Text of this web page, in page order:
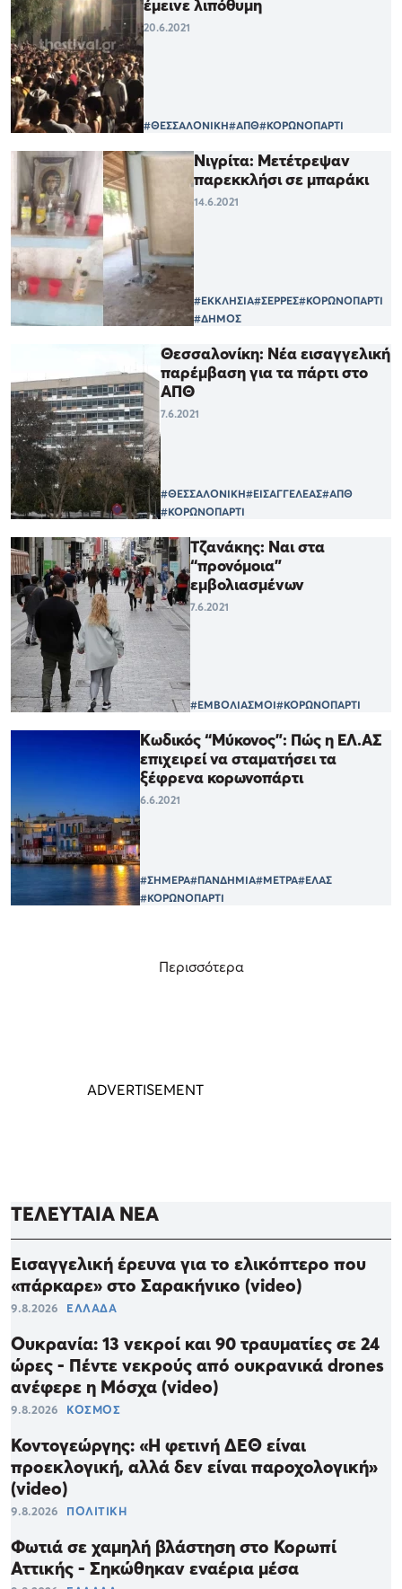
έμεινε λιπόθυμη
20.6.2021
#ΘΕΣΣΑΛΟΝΙΚΗ#ΑΠΘ#ΚΟΡΩΝΟΠΑΡΤΙ
Nιγρίτα: Μετέτρεψαν
παρεκκλήσι σε μπαράκι
14.6.2021
#ΕΚΚΛΗΣΙΑ#ΣΕΡΡΕΣ#ΚΟΡΩΝΟΠΑΡΤΙ
#ΔΗΜΟΣ
Θεσσαλονίκη: Νέα εισαγγελική
παρέμβαση για τα πάρτι στο
ΑΠΘ
7.6.2021
#ΘΕΣΣΑΛΟΝΙΚΗ#ΕΙΣΑΓΓΕΛΕΑΣ#ΑΠΘ
#ΚΟΡΩΝΟΠΑΡΤΙ
Τζανάκης: Ναι στα
“προνόμοια”
εμβολιασμένων
7.6.2021
#ΕΜΒΟΛΙΑΣΜΟΙ#ΚΟΡΩΝΟΠΑΡΤΙ
Κωδικός “Μύκονος”: Πώς η ΕΛ.ΑΣ
επιχειρεί να σταματήσει τα
ξέφρενα κορωνοπάρτι
6.6.2021
#ΣΗΜΕΡΑ#ΠΑΝΔΗΜΙΑ#ΜΕΤΡΑ#ΕΛΑΣ
#ΚΟΡΩΝΟΠΑΡΤΙ
Περισσότερα
ΤΕΛΕΥΤΑΙΑ ΝΕΑ
Εισαγγελική έρευνα για το ελικόπτερο που
«πάρκαρε» στο Σαρακήνικο (video)
9.8.2026 ΕΛΛΑΔΑ
Ουκρανία: 13 νεκροί και 90 τραυματίες σε 24
ώρες - Πέντε νεκρούς από ουκρανικά drones
ανέφερε η Μόσχα (video)
9.8.2026 ΚΟΣΜΟΣ
Κοντογεώργης: «Η φετινή ΔΕΘ είναι
προεκλογική, αλλά δεν είναι παροχολογική»
(video)
9.8.2026 ΠΟΛΙΤΙΚΗ
Φωτιά σε χαμηλή βλάστηση στο Κορωπί
Αττικής - Σηκώθηκαν εναέρια μέσα